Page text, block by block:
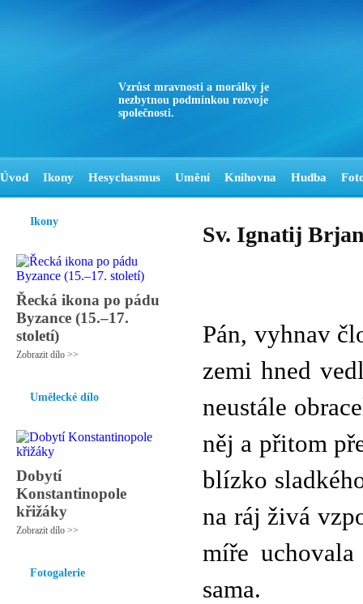
Vzrůst mravnosti a morálky je
nezbytnou podmínkou rozvoje
společnosti.
Úvod Ikony Hesychasmus Umění Knihovna Hudba
Ikony
Řecká ikona po pádu
Byzance (15.–17.
století)
Zobrazit dílo >>
Umělecké dílo
Dobytí
Konstantinopole
křižáky
Zobrazit dílo >>
Fotogalerie
Sv. Ignatij
Pán, vyhnav
zemi hned
neustále
něj a přitom
blízko
na ráj živá
míře
sama.